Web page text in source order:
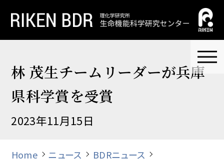
林 茂生チームリーダーが兵庫
県科学賞を受賞
2023年11月15日
Home ニュース
BDRニュース